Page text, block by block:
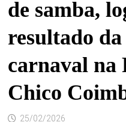
de samba,
resultado
carnaval na
Chico
25/02/2026